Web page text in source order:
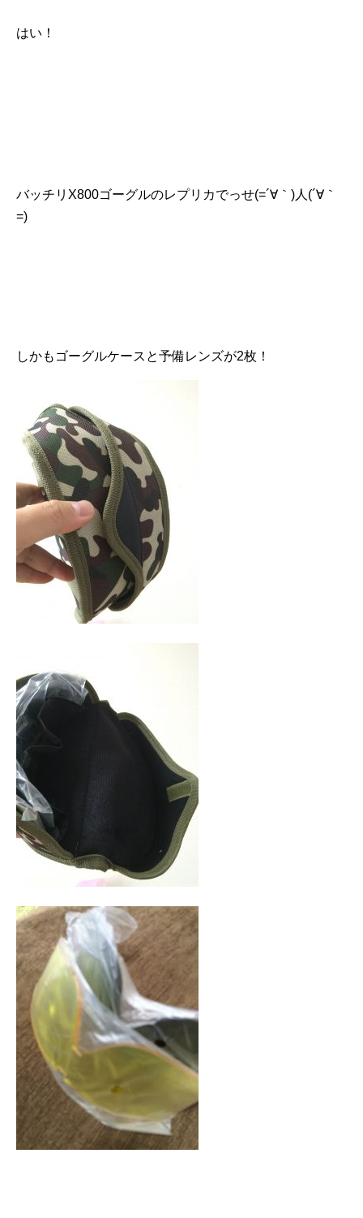
はい！
バッチリX800ゴーグルのレプリカでっせ(=´∀｀)人(´∀｀
=)
しかもゴーグルケースと予備レンズが2枚！